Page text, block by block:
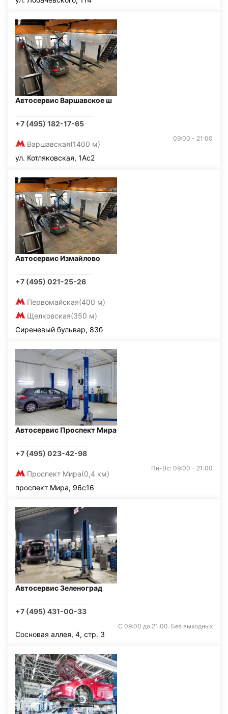
Автосервис Варшавское ш
+7 (495) 182-17-65
Варшавская(1400 м)
09:00 - 21:00
ул. Котляковская, 1Ас2
Автосервис Измайлово
+7 (495) 021-25-26
Первомайская(400 м)
Щелковская(350 м)
Сиреневый бульвар, 83б
Автосервис Проспект Мира
+7 (495) 023-42-98
Проспект Мира(0,4 км)
Пн-Вс: 09:00 - 21:00
проспект Мира, 96с16
Автосервис Зеленоград
+7 (495) 431-00-33
С 09:00 до 21:00. Без выходных
Сосновая аллея, 4, стр. 3